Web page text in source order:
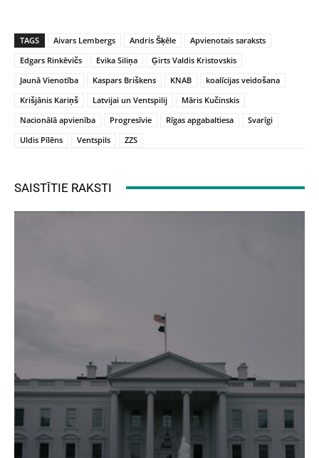
TAGS Aivars Lembergs Andris Šķēle
Apvienotais saraksts
Edgars Rinkēvičs
Evika Siliņa
Ģirts Valdis Kristovskis
Jaunā Vienotība
Kaspars Briškens KNAB
koalīcijas veidošana
Krišjānis Kariņš
Latvijai un Ventspilij
Māris Kučinskis
Nacionālā apvienība
Progresīvie Rīgas apgabaltiesa
Svarīgi
Uldis Pīlēns
Ventspils ZZS
SAISTĪTIE RAKSTI